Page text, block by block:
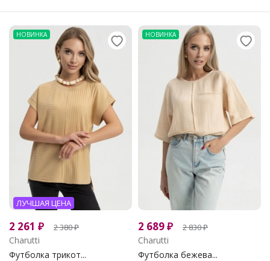
НОВИНКА
ЛУЧШАЯ ЦЕНА
2 261 ₽ 2 380₽
Charutti
Футболка трикот...
НОВИНКА
2 689₽ 2 830₽
Charutti
Футболка бежева...